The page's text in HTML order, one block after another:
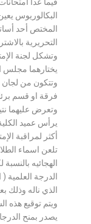
البكالوريوس
المختص أحد
التحريرية
وتشكل لجنة
يختارهما مجلس
وتتكون من لجان
فرقة او قسم
وتعرض عليهما
يرأس عميد
أكثر لمراقبة
تلعن اسماء
الهجائيه
الدرجة العلمية (
الذي ناله وذلك
ويتم توقيع هذه
يصدر بمنح